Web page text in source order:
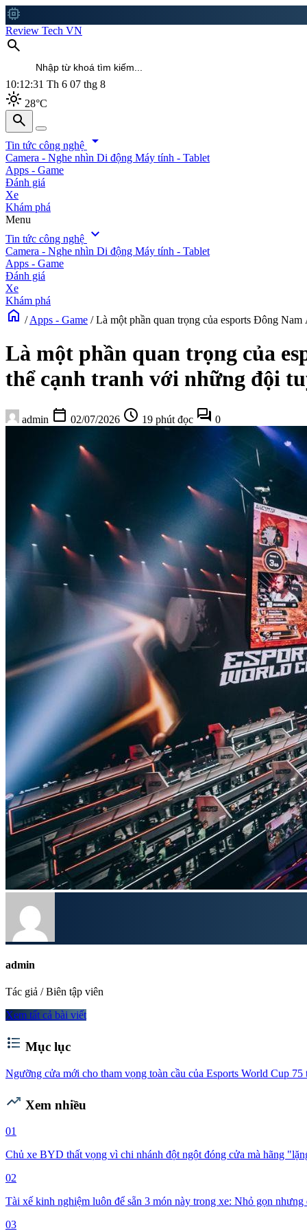
memory
Review Tech VN
search
10:12:34 Th 6 07 thg 8
light_mode 28°C
search
search
Tin tức công nghệ arrow_drop_down
Camera - Nghe nhìn Di động Máy tính - Tablet
Apps - Game
Đánh giá
Xe
Khám phá
Menu
Tin tức công nghệ expand_more
Camera - Nghe nhìn Di động Máy tính - Tablet
Apps - Game
Đánh giá
Xe
Khám phá
home / Apps - Game / Là một phần quan trọng của esports Đông
Là một phần quan trọng của
thể cạnh tranh với những đội
admin calendar_today 02/07/2026 schedule 19 phút đọc forum 0
admin
Tác giả / Biên tập viên
Xem tất cả bài viết
format_list_bulleted Mục lục
Ngưỡng cửa mới cho tham vọng toàn cầu của Esports World Cup 75
trending_up Xem nhiều
01
Chủ xe BYD thất vọng vì chi nhánh đột ngột đóng cửa mà hãng
02
Tài xế kinh nghiệm luôn để sẵn 3 món này trong xe: Nhỏ gọn
03